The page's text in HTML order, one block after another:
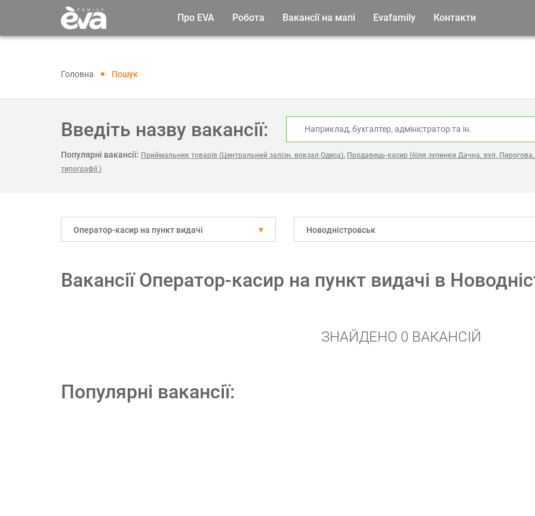
Про EVA Робота Вакансії на мапі Evafamily Контакти
Головна Пошук
Введіть назву вакансії:
Популярні вакансії: Приймальник товарів (Центральний залізн. вокзал Одеса), Продавець-касир (біля зупинки Дачна, вул.
типографії )
Оператор-касир на пункт видачі Новодністровськ
Вакансії Оператор-касир на пункт видачі в
ЗНАЙДЕНО 0 ВАКАНСІЙ
Популярні вакансії: